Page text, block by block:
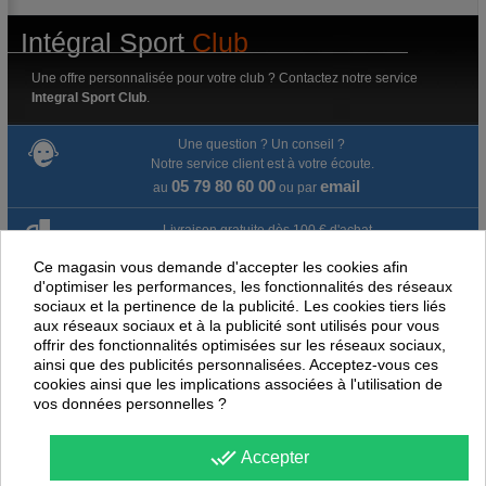
Intégral Sport Club
Une offre personnalisée pour votre club ? Contactez notre service
Integral Sport Club
Une question ? Un conseil ?
Notre service client est à votre écoute.
au 05 79 80 60 00ou par email
Livraison gratuite dès 100 € d'achat.
Paiement en ligne 100% sécurisé
Paiement par virement
Satisfait ou remboursé jusqu'à 60 jours
PEUVENT ÉGALEMENT VOUS INTÉRESSER
Ce magasin vous demande d'accepter les cookies afin
d'optimiser les performances, les fonctionnalités des réseaux
sociaux et la pertinence de la publicité. Les cookies tiers liés
aux réseaux sociaux et à la publicité sont utilisés pour vous
offrir des fonctionnalités optimisées sur les réseaux sociaux,
ainsi que des publicités personnalisées. Acceptez-vous ces
cookies ainsi que les implications associées à l'utilisation de
vos données personnelles ?
done_all Accepter